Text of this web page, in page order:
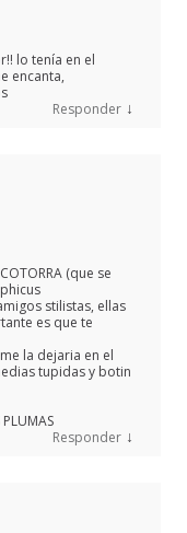
lo tenía en el
encanta,
Responder ↓
(que se
stilistas, ellas
es que te
la dejaria en el
tupidas y botin
Responder ↓